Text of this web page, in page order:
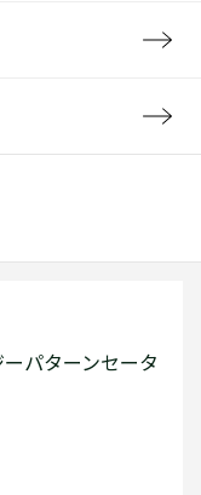
パターンセータ